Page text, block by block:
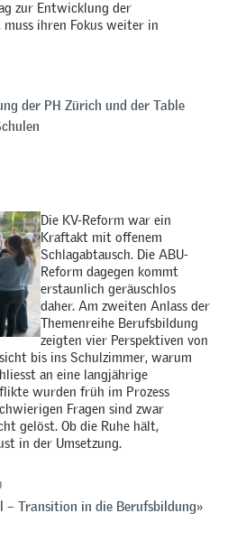
zur Entwicklung der
ihren Fokus weiter in
der PH Zürich und der Table
Die KV-Reform war ein
Kraftakt mit offenem
Schlagabtausch. Die ABU-
Reform dagegen kommt
erstaunlich geräuschlos
daher. Am zweiten Anlass der
Themenreihe Berufsbildung
zeigten vier Perspektiven von
bis ins Schulzimmer, warum
an eine langjährige
wurden früh im Prozess
Fragen sind zwar
gelöst. Ob die Ruhe hält,
in der Umsetzung.
– Transition in die Berufsbildung»